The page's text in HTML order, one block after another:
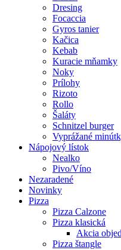
Dresing
Focaccia
Gyros tanier
Kačica
Kebab
Kuracie mňamky
Noky
Prílohy
Rizoto
Rollo
Šaláty
Schnitzel burger
Vyprážané
Nápojový lístok
Nealko
Pivo/Víno
Nezaradené
Novinky
Pizza
Pizza Calzone
Pizza klasická
Akcia
Pizza štangle